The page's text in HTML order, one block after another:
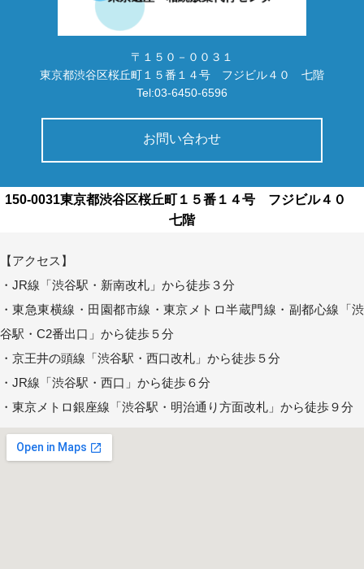
〒１５０－００３１
東京都渋谷区桜丘町１５番１４号 フジビル４０ 七階
Tel:03-6450-6596
お問い合わせ
150-0031東京都渋谷区桜丘町１５番１４号 フジビル４０
七階
【アクセス】
・JR線「渋谷駅・新南改札」から徒歩３分
・東急東横線・田園都市線・東京メトロ半蔵門線・副都心線「渋
谷駅・C2番出口」から徒歩５分
・京王井の頭線「渋谷駅・西口改札」から徒歩５分
・JR線「渋谷駅・西口」から徒歩６分
・東京メトロ銀座線「渋谷駅・明治通り方面改札」から徒歩９分